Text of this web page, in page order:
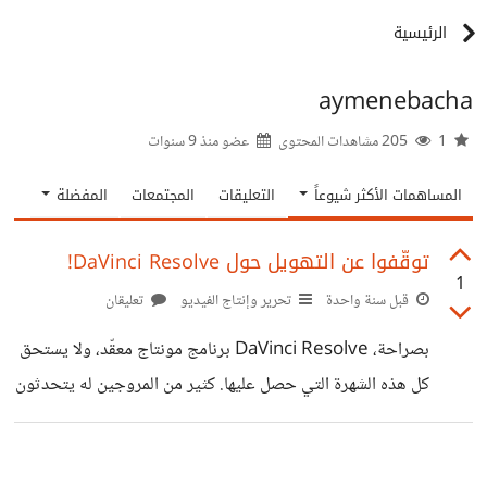
الرئيسية
aymenebacha
عضو منذ9 سنوات
المساهمات الأكثر شيوعاً التعليقات المجتمعات المفضلة
1
توقّفوا عن التهويل حول DaVinci Resolve!
قبل سنة واحدة تحرير وإنتاج الفيديو تعليقان
بصراحة، DaVinci Resolve برنامج مونتاج معقّد، ولا يستحق
كل هذه الشهرة التي حصل عليها. كثير من المروجين له يتحدثون
وكأنّه الحل السحري للمونتاج، ولكن الحقيقة بعيدة تماماً عن